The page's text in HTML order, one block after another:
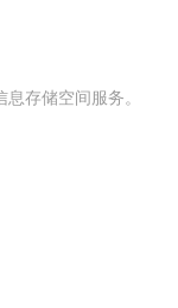
存储空间服务。